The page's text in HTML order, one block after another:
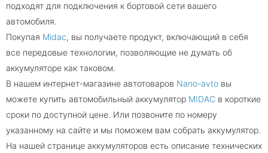
подходят для подключения к бортовой сети вашего
автомобиля.
Покупая Midac, вы получаете продукт, включающий в себя
все передовые технологии, позволяющие не думать об
аккумуляторе как таковом.
В нашем интернет-магазине автотоваров Nano-avto вы
можете купить автомобильный аккумулятор MIDAC в короткие
сроки по доступной цене. Или позвоните по номеру
указанному на сайте и мы поможем вам собрать аккумулятор.
На нашей странице аккумуляторов есть описание технических